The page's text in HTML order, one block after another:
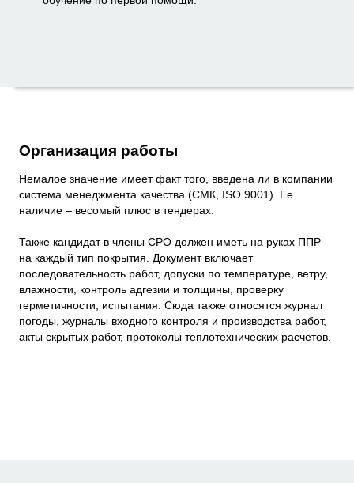
Организация работы
Немалое значение имеет факт того, введена ли в компании
система менеджмента качества (СМК, ISO 9001). Ее
наличие – весомый плюс в тендерах.
Также кандидат в члены СРО должен иметь на руках ППР
на каждый тип покрытия. Документ включает
последовательность работ, допуски по температуре, ветру,
влажности, контроль адгезии и толщины, проверку
герметичности, испытания. Сюда также относятся журнал
погоды, журналы входного контроля и производства работ,
акты скрытых работ, протоколы теплотехнических расчетов.